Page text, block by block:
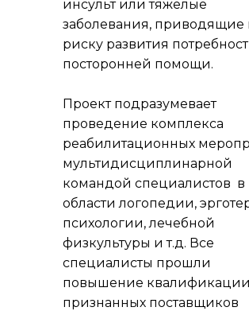
инсульт или тяжелые
заболевания, приводящие
риску развития
посторонней помощи.
Проект подразумевает
проведение комплекса
реабилитационных
мультидисциплинарной
командой специалистов в
области логопедии,
психологии, лечебной
физкультуры и т.д. Все
специалисты прошли
повышение
признанных поставщиков